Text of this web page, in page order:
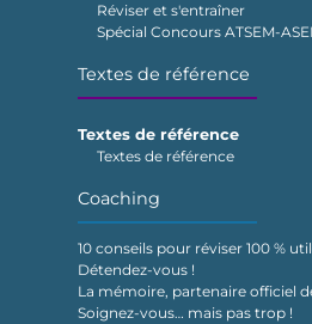
Réviser et s'entraîner
Spécial Concours ATSEM-
Textes de référence
Textes de référence
Textes de référence
Coaching
10 conseils pour réviser 100 %
Détendez-vous !
La mémoire, partenaire officiel
Soignez-vous… mais pas trop !